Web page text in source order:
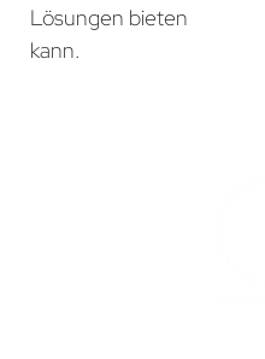
Lösungen bieten
kann.